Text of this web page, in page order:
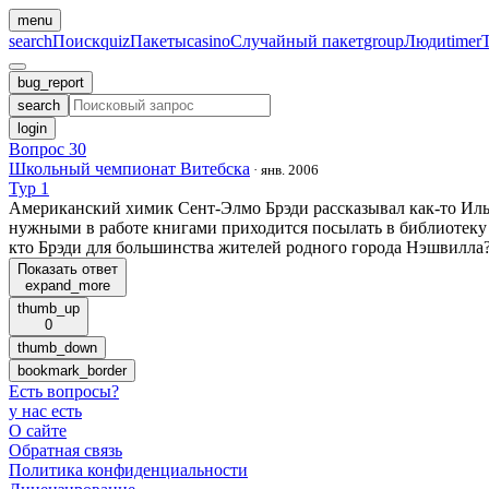
menu
searchПоискquizПакетыcasinoСлучайный пакетgroupЛюдиtimer
bug_report
search
login
Вопрос 30
Школьный чемпионат Витебска · янв. 2006
Тур 1
Американский химик Сент-Элмо Брэди рассказывал как-то
нужными в работе книгами приходится посылать в
кто Брэди для большинства жителей родного города
Показать ответ
expand_more
thumb_up
0
thumb_down
bookmark_border
Есть вопросы?
у нас есть
О сайте
Обратная связь
Политика конфиденциальности